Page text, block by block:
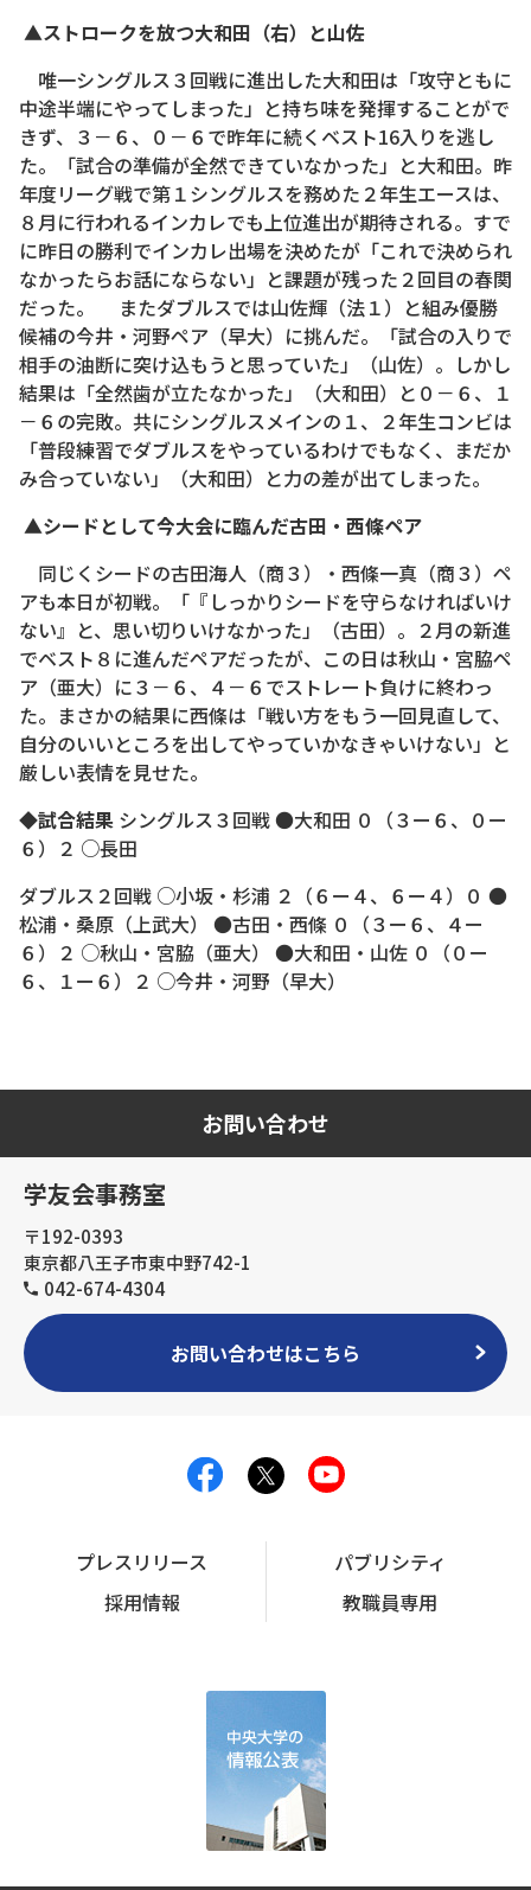
▲ストロークを放つ大和田（右）と山佐
唯一シングルス３回戦に進出した大和田は「攻守ともに
中途半端にやってしまった」と持ち味を発揮することがで
きず、３－６、０－６で昨年に続くベスト16入りを逃し
た。「試合の準備が全然できていなかった」と大和田。昨
年度リーグ戦で第１シングルスを務めた２年生エースは、
８月に行われるインカレでも上位進出が期待される。すで
に昨日の勝利でインカレ出場を決めたが「これで決められ
なかったらお話にならない」と課題が残った２回目の春関
だった。 またダブルスでは山佐輝（法１）と組み優勝
候補の今井・河野ペア（早大）に挑んだ。「試合の入りで
相手の油断に突け込もうと思っていた」（山佐）。しかし
結果は「全然歯が立たなかった」（大和田）と０－６、１
－６の完敗。共にシングルスメインの１、２年生コンビは
「普段練習でダブルスをやっているわけでもなく、まだか
み合っていない」（大和田）と力の差が出てしまった。
▲シードとして今大会に臨んだ古田・西條ペア
同じくシードの古田海人（商３）・西條一真（商３）ペ
アも本日が初戦。「『しっかりシードを守らなければいけ
ない』と、思い切りいけなかった」（古田）。２月の新進
でベスト８に進んだペアだったが、この日は秋山・宮脇ペ
ア（亜大）に３－６、４－６でストレート負けに終わっ
た。まさかの結果に西條は「戦い方をもう一回見直して、
自分のいいところを出してやっていかなきゃいけない」と
厳しい表情を見せた。
◆試合結果 シングルス３回戦 ●大和田 ０（３ー６、０ー
６）２ ○長田
ダブルス２回戦 ○小坂・杉浦 ２（６ー４、６ー４）０ ●
松浦・桑原（上武大） ●古田・西條 ０（３ー６、４ー
６）２ ○秋山・宮脇（亜大） ●大和田・山佐 ０（０ー
６、１ー６）２ ○今井・河野（早大）
お問い合わせ
学友会事務室
〒192-0393
東京都八王子市東中野742-1
042-674-4304
お問い合わせはこちら
プレスリリース
パブリシティ
採用情報
教職員専用